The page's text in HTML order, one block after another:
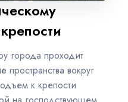
города проходит
вокруг
к крепости